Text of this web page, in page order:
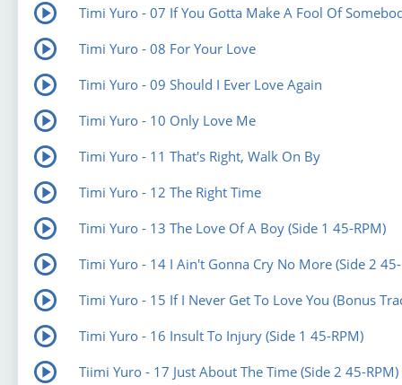
Timi Yuro - 07 If You Gotta Make A Fool Of
Timi Yuro - 08 For Your Love
Timi Yuro - 09 Should I Ever Love Again
Timi Yuro - 10 Only Love Me
Timi Yuro - 11 That's Right, Walk On By
Timi Yuro - 12 The Right Time
Timi Yuro - 13 The Love Of A Boy (Side 1 45-RPM)
Timi Yuro - 14 I Ain't Gonna Cry No More (Side 2 45-
Timi Yuro - 15 If I Never Get To Love You (Bonus
Timi Yuro - 16 Insult To Injury (Side 1 45-RPM)
Tiimi Yuro - 17 Just About The Time (Side 2 45-RPM)